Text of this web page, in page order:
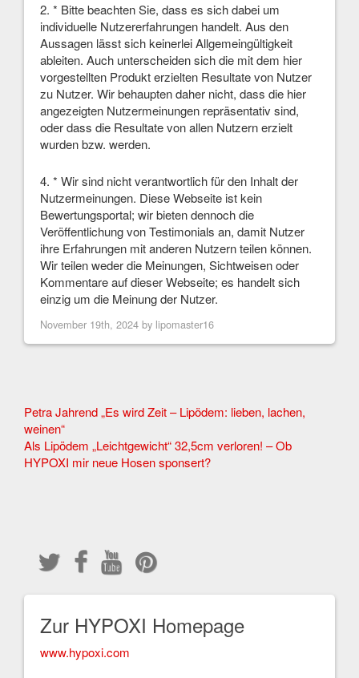
2. * Bitte beachten Sie, dass es sich dabei um
individuelle Nutzererfahrungen handelt. Aus den
Aussagen lässt sich keinerlei Allgemeingültigkeit
ableiten. Auch unterscheiden sich die mit dem hier
vorgestellten Produkt erzielten Resultate von Nutzer
zu Nutzer. Wir behaupten daher nicht, dass die hier
angezeigten Nutzermeinungen repräsentativ sind,
oder dass die Resultate von allen Nutzern erzielt
wurden bzw. werden.
4. * Wir sind nicht verantwortlich für den Inhalt der
Nutzermeinungen. Diese Webseite ist kein
Bewertungsportal; wir bieten dennoch die
Veröffentlichung von Testimonials an, damit Nutzer
ihre Erfahrungen mit anderen Nutzern teilen können.
Wir teilen weder die Meinungen, Sichtweisen oder
Kommentare auf dieser Webseite; es handelt sich
einzig um die Meinung der Nutzer.
November 19th, 2024 by lipomaster16
Other
Articles
Petra Jahrend „Es wird Zeit – Lipödem: lieben, lachen,
weinen“
Als Lipödem „Leichtgewicht“ 32,5cm verloren! – Ob
HYPOXI mir neue Hosen sponsert?
Zur HYPOXI Homepage
www.hypoxi.com